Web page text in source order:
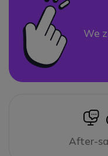
We
After-